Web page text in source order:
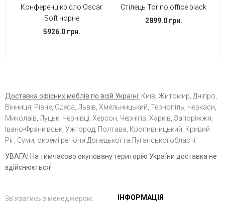
Конференц крісло Oscar
Soft чорне
5926.0 грн.
Стілець Torino office black
2899.0 грн.
Доставка офісних меблів по всій Україні: Київ, Житомир, Дніпро,
Вінниця, Рівне, Одеса, Львів, Хмельницький, Тернопіль, Черкаси,
Миколаїв, Луцьк, Чернівці, Херсон, Чернігів, Харків, Запоріжжя,
Івано-Франківськ, Ужгород, Полтава, Кропивницький, Кривий
Ріг, Суми, окремі регіони Донецької та Луганської області.
УВАГА! На тимчасово окуповану територію України доставка не
здійснюється!
Зв'язатись з менеджером:
ІНФОРМАЦІЯ